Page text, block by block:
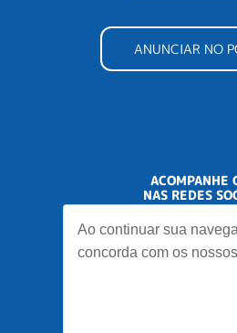
Ao continuar sua
concorda com os nossos
ANUNCIAR NO
ACOMPANHE
NAS REDES